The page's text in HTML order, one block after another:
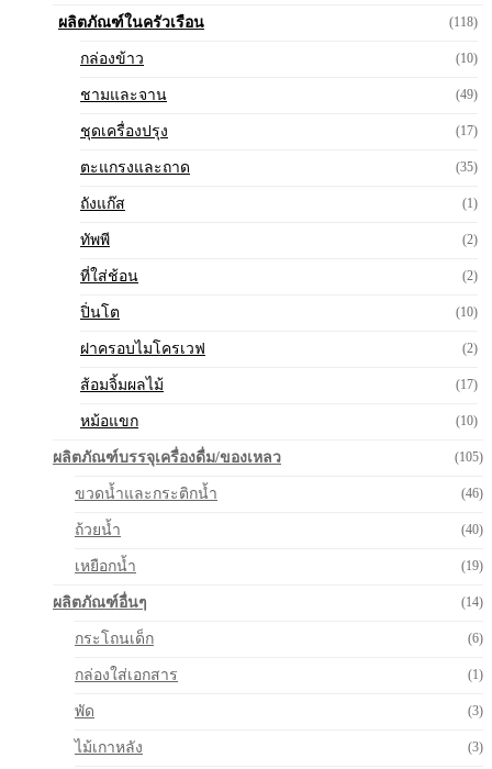
ผลิตภัณฑ์ในครัวเรือน (118)
กล่องข้าว (10)
ชามและจาน (49)
ชุดเครื่องปรุง (17)
ตะแกรงและถาด (35)
ถังแก๊ส (1)
ทัพพี (2)
ที่ใส่ช้อน (2)
ปิ่นโต (10)
ฝาครอบไมโครเวฟ (2)
ส้อมจิ้มผลไม้ (17)
หม้อแขก (10)
ผลิตภัณฑ์บรรจุเครื่องดื่ม/ของเหลว (105)
ขวดน้ำและกระติกน้ำ (46)
ถ้วยน้ำ (40)
เหยือกน้ำ (19)
ผลิตภัณฑ์อื่นๆ (14)
กระโถนเด็ก (6)
กล่องใส่เอกสาร (1)
พัด (3)
ไม้เกาหลัง (3)